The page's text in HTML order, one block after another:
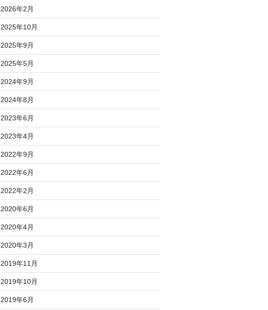
2026年2月
2025年10月
2025年9月
2025年5月
2024年9月
2024年8月
2023年6月
2023年4月
2022年9月
2022年6月
2022年2月
2020年6月
2020年4月
2020年3月
2019年11月
2019年10月
2019年6月